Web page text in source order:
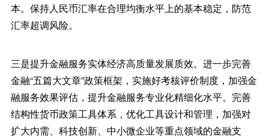
本。保持人民币汇率在合理均衡水平上的基本稳定，防范
汇率超调风险。
三是提升金融服务实体经济高质量发展质效。进一步完善
金融“五篇大文章”政策框架，实施好考核评价制度，加强金
融服务效果评估，提升金融服务专业化精细化水平。完善
结构性货币政策工具体系，优化工具设计和管理，加强对
扩大内需、科技创新、中小微企业等重点领域的金融支